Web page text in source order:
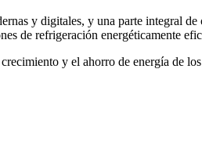
y digitales, y una parte integral
de refrigeración energéticamente
y el ahorro de energía de